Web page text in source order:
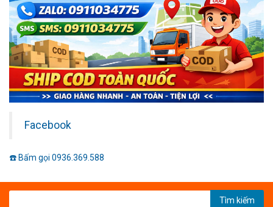
Facebook
☎️ Bấm gọi 0936.369.588
Tìm kiếm